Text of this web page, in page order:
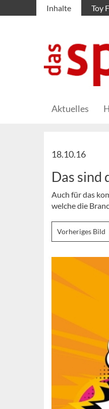
Inhalte Toy
Aktuelles
18.10.16
Das sind
Auch für das
welche die
Vorheriges Bild